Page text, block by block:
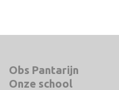
Obs Pantarijn
Onze school